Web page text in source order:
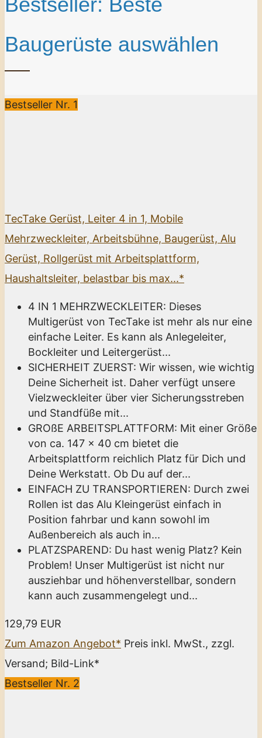
Baugerüste auswählen
Bestseller Nr. 1
TecTake Gerüst, Leiter 4 in 1, Mobile
Mehrzweckleiter, Arbeitsbühne, Baugerüst, Alu
Gerüst, Rollgerüst mit Arbeitsplattform,
Haushaltsleiter, belastbar bis max...*
4 IN 1 MEHRZWECKLEITER: Dieses
Multigerüst von TecTake ist mehr als nur eine
einfache Leiter. Es kann als Anlegeleiter,
Bockleiter und Leitergerüst...
SICHERHEIT ZUERST: Wir wissen, wie wichtig
Deine Sicherheit ist. Daher verfügt unsere
Vielzweckleiter über vier Sicherungsstreben
und Standfüße mit...
GROßE ARBEITSPLATTFORM: Mit einer Größe
von ca. 147 x 40 cm bietet die
Arbeitsplattform reichlich Platz für Dich und
Deine Werkstatt. Ob Du auf der...
EINFACH ZU TRANSPORTIEREN: Durch zwei
Rollen ist das Alu Kleingerüst einfach in
Position fahrbar und kann sowohl im
Außenbereich als auch in...
PLATZSPAREND: Du hast wenig Platz? Kein
Problem! Unser Multigerüst ist nicht nur
ausziehbar und höhenverstellbar, sondern
kann auch zusammengelegt und...
129,79 EUR
Zum Amazon Angebot* Preis inkl. MwSt., zzgl.
Versand; Bild-Link*
Bestseller Nr. 2